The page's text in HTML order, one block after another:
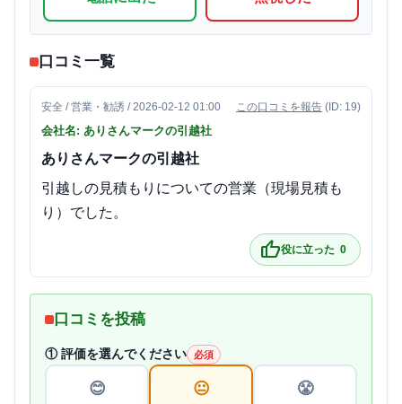
口コミ一覧
安全 / 営業・勧誘 / 2026-02-12 01:00 この口コミを報告 (ID: 19)
会社名: ありさんマークの引越社
ありさんマークの引越社
引越しの見積もりについての営業（現場見積も
り）でした。
thumb_up役に立った 0
口コミを投稿
① 評価を選んでください 必須
😊 😐 😤